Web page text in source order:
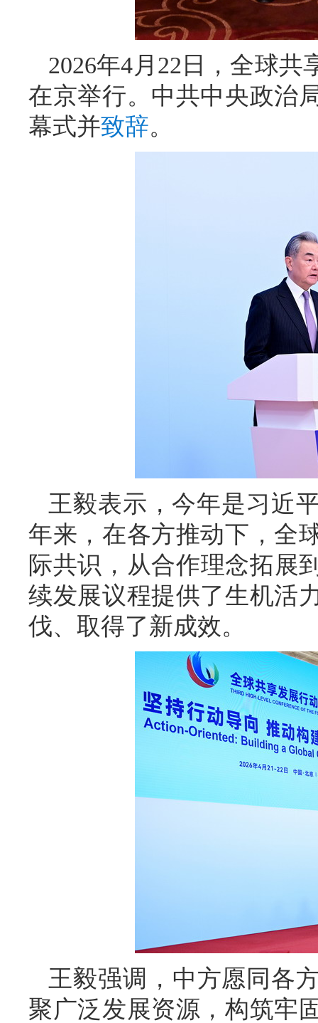
2026年4月22日，全球
在京举行。中共中央政治
幕式并致辞。
王毅表示，今年是习近
年来，在各方推动下，全
际共识，从合作理念拓展
续发展议程提供了生机活
伐、取得了新成效。
王毅强调，中方愿同各
聚广泛发展资源，构筑牢